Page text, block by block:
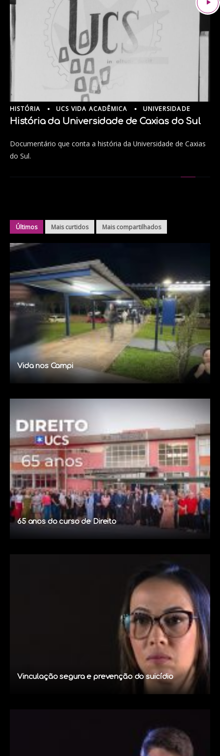
HISTÓRIA UCS VIDA ACADÊMICA UNIVERSIDADE
História da Universidade de Caxias do Sul
Documentário que conta a história da Universidade de Caxias
do Sul.
Últimos Mais curtidos Mais compartilhados
Vida nos Campi
65 anos do curso de Direito
Vinculação segura e prevenção do suicídio